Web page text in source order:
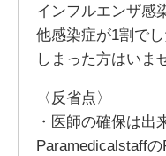
インフルエンザ感
他感染症が1割で
しまった方はいま
〈反省点〉
・医師の確保は出
Paramedicalstaff